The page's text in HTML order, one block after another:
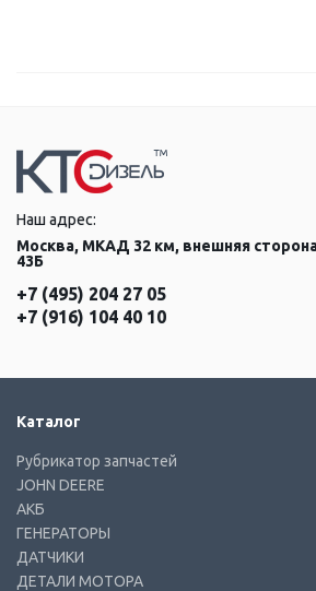
Наш адрес:
Москва, МКАД 32 км, внешняя
43Б
+7 (495) 204 27 05
+7 (916) 104 40 10
Каталог
Рубрикатор запчастей
JOHN DEERE
АКБ
ГЕНЕРАТОРЫ
ДАТЧИКИ
ДЕТАЛИ МОТОРА